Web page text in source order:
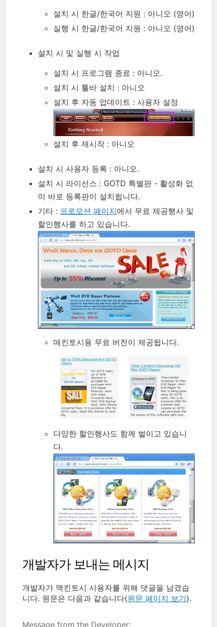
설치 시 한글/한국어 지원 : 아니오 (영어)
실행 시 한글/한국어 지원 : 아니오 (영어)
설치 시 및 실행 시 작업
설치 시 프로그램 종료 : 아니오.
설치 시 툴바 설치 : 아니오
설치 후 자동 업데이트 : 사용자 설정
설치 후 재시작 : 아니오
설치 시 사용자 등록 : 아니오.
설치 시 라이선스 : GOTD 특별판 - 활성화 없
이 바로 등록판이 설치됩니다.
기타 : 프로모션 페이지에서 무료 제공행사 및
할인행사를 하고 있습니다.
매킨토시용 무료 버전이 제공됩니다.
다양한 할인행사도 함께 벌이고 있습니
다.
개발자가 보내는 메시지
개발자가 맥킨토시 사용자를 위해 댓글을 남겼습
니다. 원문은 다음과 같습니다(원문 페이지 보기).
Message from the Developer: